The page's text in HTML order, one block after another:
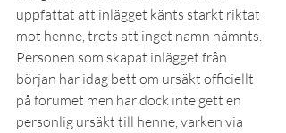
uppfattat att inlägget känts starkt riktat
mot henne, trots att inget namn nämnts.
Personen som skapat inlägget från
början har idag bett om ursäkt officiellt
på forumet men har dock inte gett en
personlig ursäkt till henne, varken via